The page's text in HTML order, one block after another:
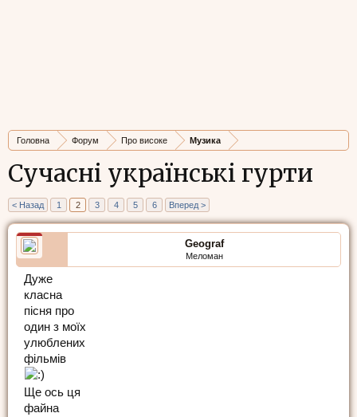
Головна Форум Про високе Музика
Сучасні українські гурти
< Назад 1 2 3 4 5 6 Вперед >
Geograf
Меломан
Дуже
класна
пісня про
один з моїх
улюблених
фільмів
Ще ось ця
файна